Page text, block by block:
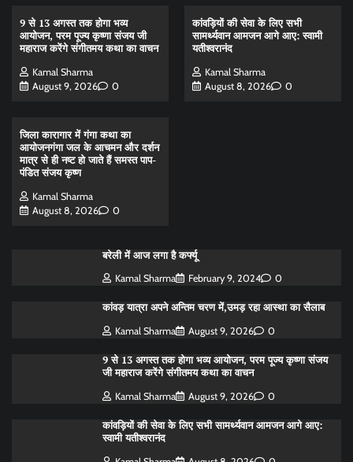
9 से 13 अगस्त तक होगा भव्य
आयोजन, परम पूज्य कृष्णा संजय जी
महाराज करेंगे संगीतमय कथा का वाचन
Kamal Sharma
August 9, 2026
0
कांवड़ियों की सेवा के लिए सभी
सामर्थ्यवान आमजन आगे आए: स्वामी
यतीश्वरानंद
Kamal Sharma
August 8, 2026
0
जिला कारागार में गंगा कथा का
आयोजनगंगा जल के आचमन और दर्शन
मात्र से ही नष्ट हो जाते हैं समस्त पाप-
पंडित संजय कृष्ण
Kamal Sharma
August 8, 2026
0
बरेली में आज लगा है कर्फ्यू
Kamal Sharma February 9, 2024 0
कांवड़ यात्रा अपने अन्तिम चरण में,उमड़ रहा आस्था का सैलाब
Kamal Sharma August 9, 2026 0
9 से 13 अगस्त तक होगा भव्य आयोजन, परम पूज्य कृष्णा संजय
जी महाराज करेंगे संगीतमय कथा का वाचन
Kamal Sharma August 9, 2026 0
कांवड़ियों की सेवा के लिए सभी सामर्थ्यवान आमजन आगे आए:
स्वामी यतीश्वरानंद